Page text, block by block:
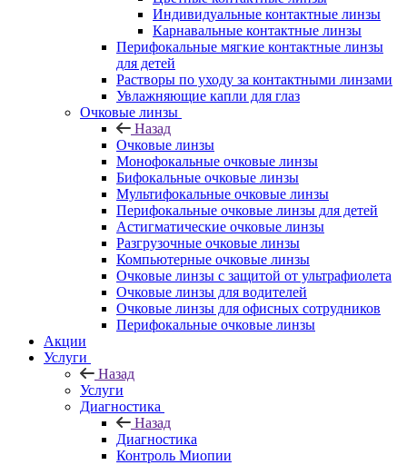
Индивидуальные контактные линзы
Карнавальные контактные линзы
Перифокальные мягкие контактные линзы
для детей
Растворы по уходу за контактными линзами
Увлажняющие капли для глаз
Очковые линзы
Назад
Очковые линзы
Монофокальные очковые линзы
Бифокальные очковые линзы
Мультифокальные очковые линзы
Перифокальные очковые линзы для детей
Астигматические очковые линзы
Разгрузочные очковые линзы
Компьютерные очковые линзы
Очковые линзы с защитой от ультрафиолета
Очковые линзы для водителей
Очковые линзы для офисных сотрудников
Перифокальные очковые линзы
Акции
Услуги
Назад
Услуги
Диагностика
Назад
Диагностика
Контроль Миопии